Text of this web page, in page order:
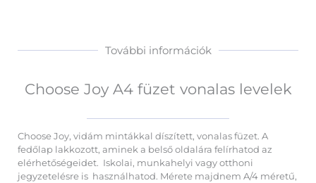
További információk
Choose Joy A4 füzet vonalas levelek
Choose Joy, vidám mintákkal díszített, vonalas füzet. A
fedőlap lakkozott, aminek a belső oldalára felírhatod az
elérhetőségeidet. Iskolai, munkahelyi vagy otthoni
jegyzetelésre is használhatod. Mérete majdnem A/4 méretű,